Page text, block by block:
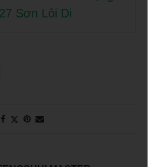
Sơn Lôi Di